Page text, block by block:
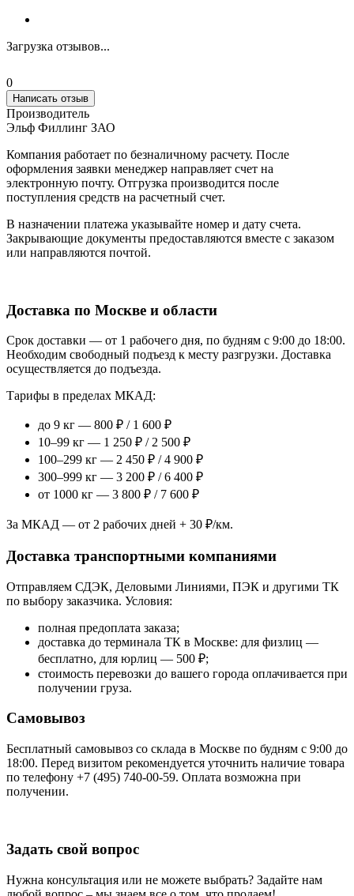
Загрузка отзывов...
0
Написать отзыв
Производитель
Эльф Филлинг ЗАО
Компания работает по безналичному расчету. После
оформления заявки менеджер направляет счет на
электронную почту. Отгрузка производится после
поступления средств на расчетный счет.
В назначении платежа указывайте номер и дату счета.
Закрывающие документы предоставляются вместе с заказом
или направляются почтой.
Доставка по Москве и области
Срок доставки — от 1 рабочего дня, по будням с 9:00 до 18:00.
Необходим свободный подъезд к месту разгрузки. Доставка
осуществляется до подъезда.
Тарифы в пределах МКАД:
до 9 кг — 800 ₽ / 1 600 ₽
10–99 кг — 1 250 ₽ / 2 500 ₽
100–299 кг — 2 450 ₽ / 4 900 ₽
300–999 кг — 3 200 ₽ / 6 400 ₽
от 1000 кг — 3 800 ₽ / 7 600 ₽
За МКАД — от 2 рабочих дней + 30 ₽/км.
Доставка транспортными компаниями
Отправляем СДЭК, Деловыми Линиями, ПЭК и другими ТК
по выбору заказчика. Условия:
полная предоплата заказа;
доставка до терминала ТК в Москве: для физлиц —
бесплатно, для юрлиц — 500 ₽;
стоимость перевозки до вашего города оплачивается при
получении груза.
Самовывоз
Бесплатный самовывоз со склада в Москве по будням с 9:00 до
18:00. Перед визитом рекомендуется уточнить наличие товара
по телефону +7 (495) 740-00-59. Оплата возможна при
получении.
Задать свой вопрос
Нужна консультация или не можете выбрать? Задайте нам